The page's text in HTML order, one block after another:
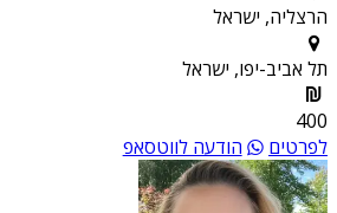
הרצליה, ישראל
תל אביב-יפו, ישראל
400
לפרטים
הודעה לווטסאפ